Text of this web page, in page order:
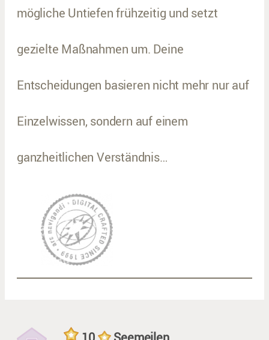
mögliche Untiefen frühzeitig und setzt
gezielte Maßnahmen um. Deine
Entscheidungen basieren nicht mehr nur auf
Einzelwissen, sondern auf einem
ganzheitlichen Verständnis…